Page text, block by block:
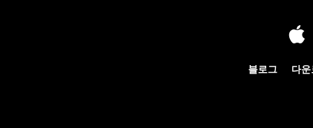
블로그 다